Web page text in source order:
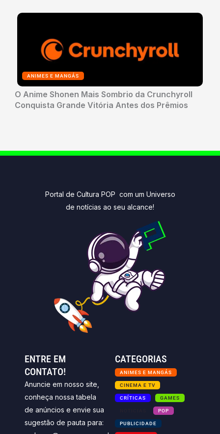
ANIMES E MANGÁS
O Anime Shonen Mais Sombrio da Crunchyroll
Conquista Grande Vitória Antes dos Prêmios
Portal de Cultura POP com um Universo
de notícias ao seu alcance!
ENTRE EM
CONTATO!
Anuncie em nosso site,
conheça nossa tabela
de anúncios e envie sua
sugestão de pauta para:
CATEGORIAS
ANIMES E MANGÁS
CINEMA E TV
CRÍTICAS GAMES
POP
PUBLICIDADE